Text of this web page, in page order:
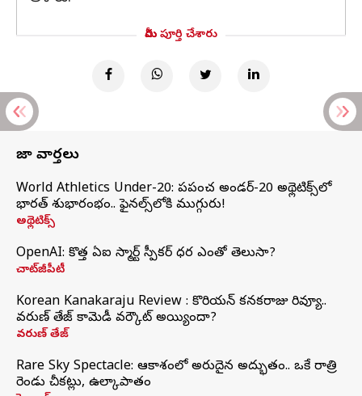
మీరు పూర్తి చేశారు
తాజా వార్తలు
World Athletics Under-20: ప్రపంచ అండర్-20 అథ్లెటిక్స్‌లో
భారత్‌ శుభారంభం.. ఫైనల్స్‌లోకి ముగ్గురు!
అథ్లెటిక్స్
OpenAI: కొత్త ఏఐ స్మార్ట్ స్పీకర్ ధర ఎంతో తెలుసా?
చాట్‌జీపీటీ
Korean Kanakaraju Review : కొరియన్ కనకరాజు రివ్యూ..
వరుణ్ తేజ్ కామెడీ వర్కౌట్ అయ్యిందా?
వరుణ్ తేజ్
Rare Sky Spectacle: ఆకాశంలో అరుదైన అద్భుతం.. ఒకే రాత్రి
రెండు చీకట్లు, ఉల్కాపాతం